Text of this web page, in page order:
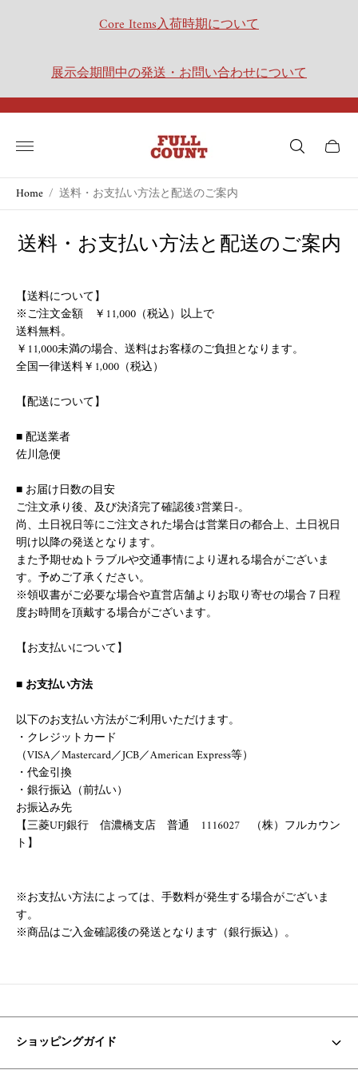
Core Items入荷時期について
展示会期間中の発送・お問い合わせについて
Store
logo" Cart
Home / 送料・お支払い方法と配送のご案内
送料・お支払い方法と配送のご案内
【送料について】
※ご注文金額 ￥11,000（税込）以上で
送料無料。
￥11,000未満の場合、送料はお客様のご負担となります。
全国一律送料￥1,000（税込）
【配送について】
■ 配送業者
佐川急便
■ お届け日数の目安
ご注文承り後、及び決済完了確認後3営業日-。
尚、土日祝日等にご注文された場合は営業日の都合上、土日祝日
明け以降の発送となります。
また予期せぬトラブルや交通事情により遅れる場合がございま
す。予めご了承ください。
※領収書がご必要な場合や直営店舗よりお取り寄せの場合７日程
度お時間を頂戴する場合がございます。
【お支払いについて】
■ お支払い方法
以下のお支払い方法がご利用いただけます。
・クレジットカード
（VISA／Mastercard／JCB／American Express等）
・代金引換
・銀行振込（前払い）
お振込み先
【三菱UFJ銀行 信濃橋支店 普通 1116027 （株）フルカウン
ト】
※お支払い方法によっては、手数料が発生する場合がございま
す。
※商品はご入金確認後の発送となります（銀行振込）。
ショッピングガイド